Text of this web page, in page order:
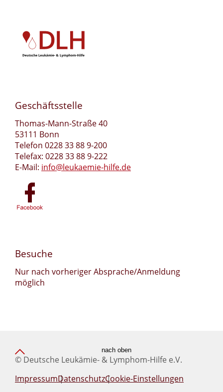
Geschäftsstelle
Thomas-Mann-Straße 40
53111 Bonn
Telefon 0228 33 88 9-200
Telefax: 0228 33 88 9-222
E-Mail: info@leukaemie-hilfe.de
Besuche
Nur nach vorheriger Absprache/Anmeldung
möglich
nach oben
© Deutsche Leukämie- & Lymphom-Hilfe e.V.
ImpressumDatenschutzCookie-Einstellungen